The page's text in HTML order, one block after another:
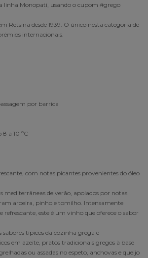
linha Monopati, usando o cupom #grego
Retsina desde 1939. O único nesta categoria de
internacionais.
por barrica
a 10 ºC
com notas picantes provenientes do óleo
mediterrâneas de verão, apoiados por notas
aroeira, pinho e tomilho. Intensamente
refrescante, este é um vinho que oferece o sabor
sabores típicos da cozinha grega e
em azeite, pratos tradicionais gregos à base
ou assadas no espeto, anchovas e queijo